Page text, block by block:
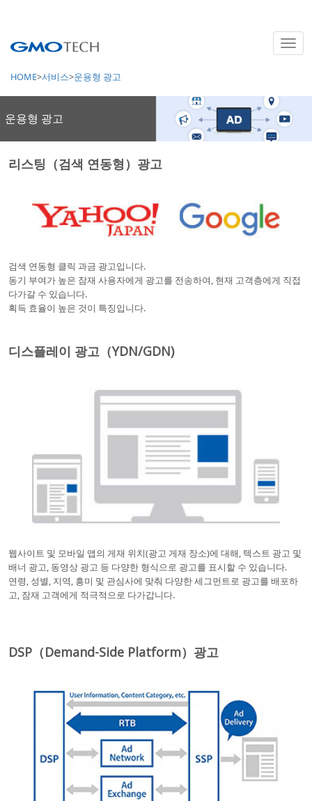
HOME 서비스 운용형 광고
운용형 광고
리스팅（검색 연동형）광고
검색 연동형 클릭 과금 광고입니다.
동기 부여가 높은 잠재 사용자에게 광고를 전송하여, 현재 고객층에게 직접
다가갈 수 있습니다.
획득 효율이 높은 것이 특징입니다.
디스플레이 광고（YDN/GDN)
웹사이트 및 모바일 앱의 게재 위치(광고 게재 장소)에 대해, 텍스트 광고 및
배너 광고, 동영상 광고 등 다양한 형식으로 광고를 표시할 수 있습니다.
연령, 성별, 지역, 흥미 및 관심사에 맞춰 다양한 세그먼트로 광고를 배포하
고, 잠재 고객에게 적극적으로 다가갑니다.
DSP（Demand-Side Platform）광고